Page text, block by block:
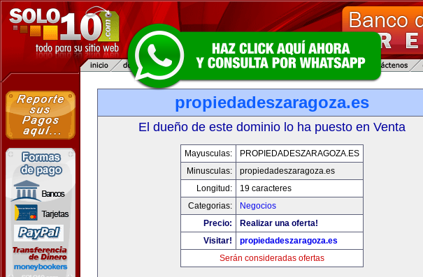
propiedadeszaragoza.es
El dueño de este dominio lo ha puesto en Venta
Mayusculas:
PROPIEDADESZARAGOZA.ES
Minusculas:
propiedadeszaragoza.es
Longitud:
19 caracteres
Categorias:
Negocios
Precio:
Realizar una oferta!
Visitar!
propiedadeszaragoza.es
Serán consideradas ofertas